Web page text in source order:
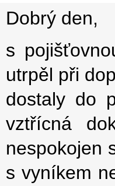
Dobrý den,
s
utrpěl při
dostaly do
vztřícná
nespokojen
s vyníkem